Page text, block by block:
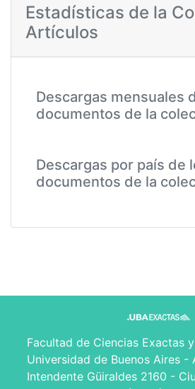
Estadísticas de la
Artículos
Descargas mensuales
documentos de la
Descargas por país de
documentos de la
Facultad de Ciencias Exactas
Universidad de Buenos Aires -
Intendente Güiraldes 2160 -